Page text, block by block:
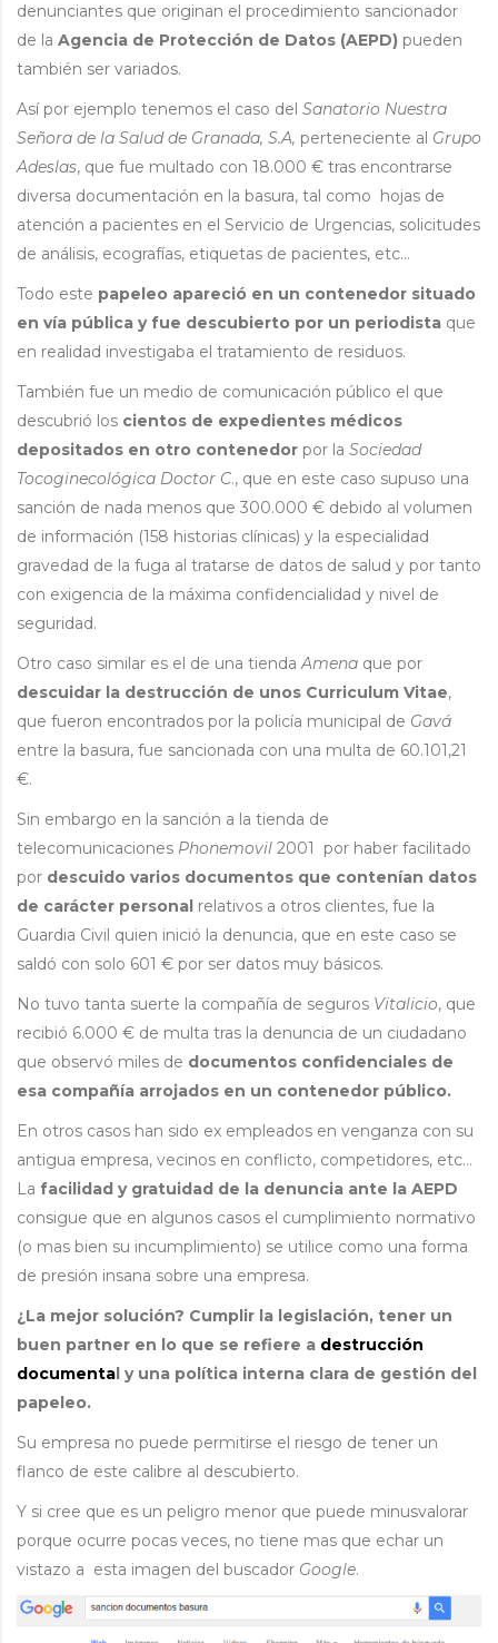
denunciantes que originan el procedimiento sancionador
de la Agencia de Protección de Datos (AEPD) pueden
también ser variados.
Así por ejemplo tenemos el caso del Sanatorio Nuestra
Señora de la Salud de Granada, S.A, perteneciente al Grupo
Adeslas, que fue multado con 18.000 € tras encontrarse
diversa documentación en la basura, tal como hojas de
atención a pacientes en el Servicio de Urgencias, solicitudes
de análisis, ecografías, etiquetas de pacientes, etc…
Todo este papeleo apareció en un contenedor situado
en vía pública y fue descubierto por un periodista que
en realidad investigaba el tratamiento de residuos.
También fue un medio de comunicación público el que
descubrió los cientos de expedientes médicos
depositados en otro contenedor por la Sociedad
Tocoginecológica Doctor C., que en este caso supuso una
sanción de nada menos que 300.000 € debido al volumen
de información (158 historias clínicas) y la especialidad
gravedad de la fuga al tratarse de datos de salud y por tanto
con exigencia de la máxima confidencialidad y nivel de
seguridad.
Otro caso similar es el de una tiendaAmena que por
descuidar la destrucción de unos Curriculum Vitae,
que fueron encontrados por la policía municipal de Gavá
entre la basura, fue sancionada con una multa de 60.101,21
€.
Sin embargo en la sanción a la tienda de
telecomunicaciones Phonemovil 2001 por haber facilitado
por descuido varios documentos que contenían datos
de carácter personal relativos a otros clientes, fue la
Guardia Civil quien inició la denuncia, que en este caso se
saldó con solo 601 € por ser datos muy básicos.
No tuvo tanta suerte la compañía de seguros Vitalicio, que
recibió 6.000 € de multa tras la denuncia de un ciudadano
que observó miles de documentos confidenciales de
esa compañía arrojados en un contenedor público.
En otros casos han sido ex empleados en venganza con su
antigua empresa, vecinos en conflicto, competidores, etc…
La facilidad y gratuidad de la denuncia ante la AEPD
consigue que en algunos casos el cumplimiento normativo
(o mas bien su incumplimiento) se utilice como una forma
de presión insana sobre una empresa.
¿La mejor solución? Cumplir la legislación, tener un
buen partner en lo que se refiere a destrucción
documental y una política interna clara de gestión del
papeleo.
Su empresa no puede permitirse el riesgo de tener un
flanco de este calibre al descubierto.
Y si cree que es un peligro menor que puede minusvalorar
porque ocurre pocas veces, no tiene mas que echar un
vistazo a esta imagen del buscador Google.